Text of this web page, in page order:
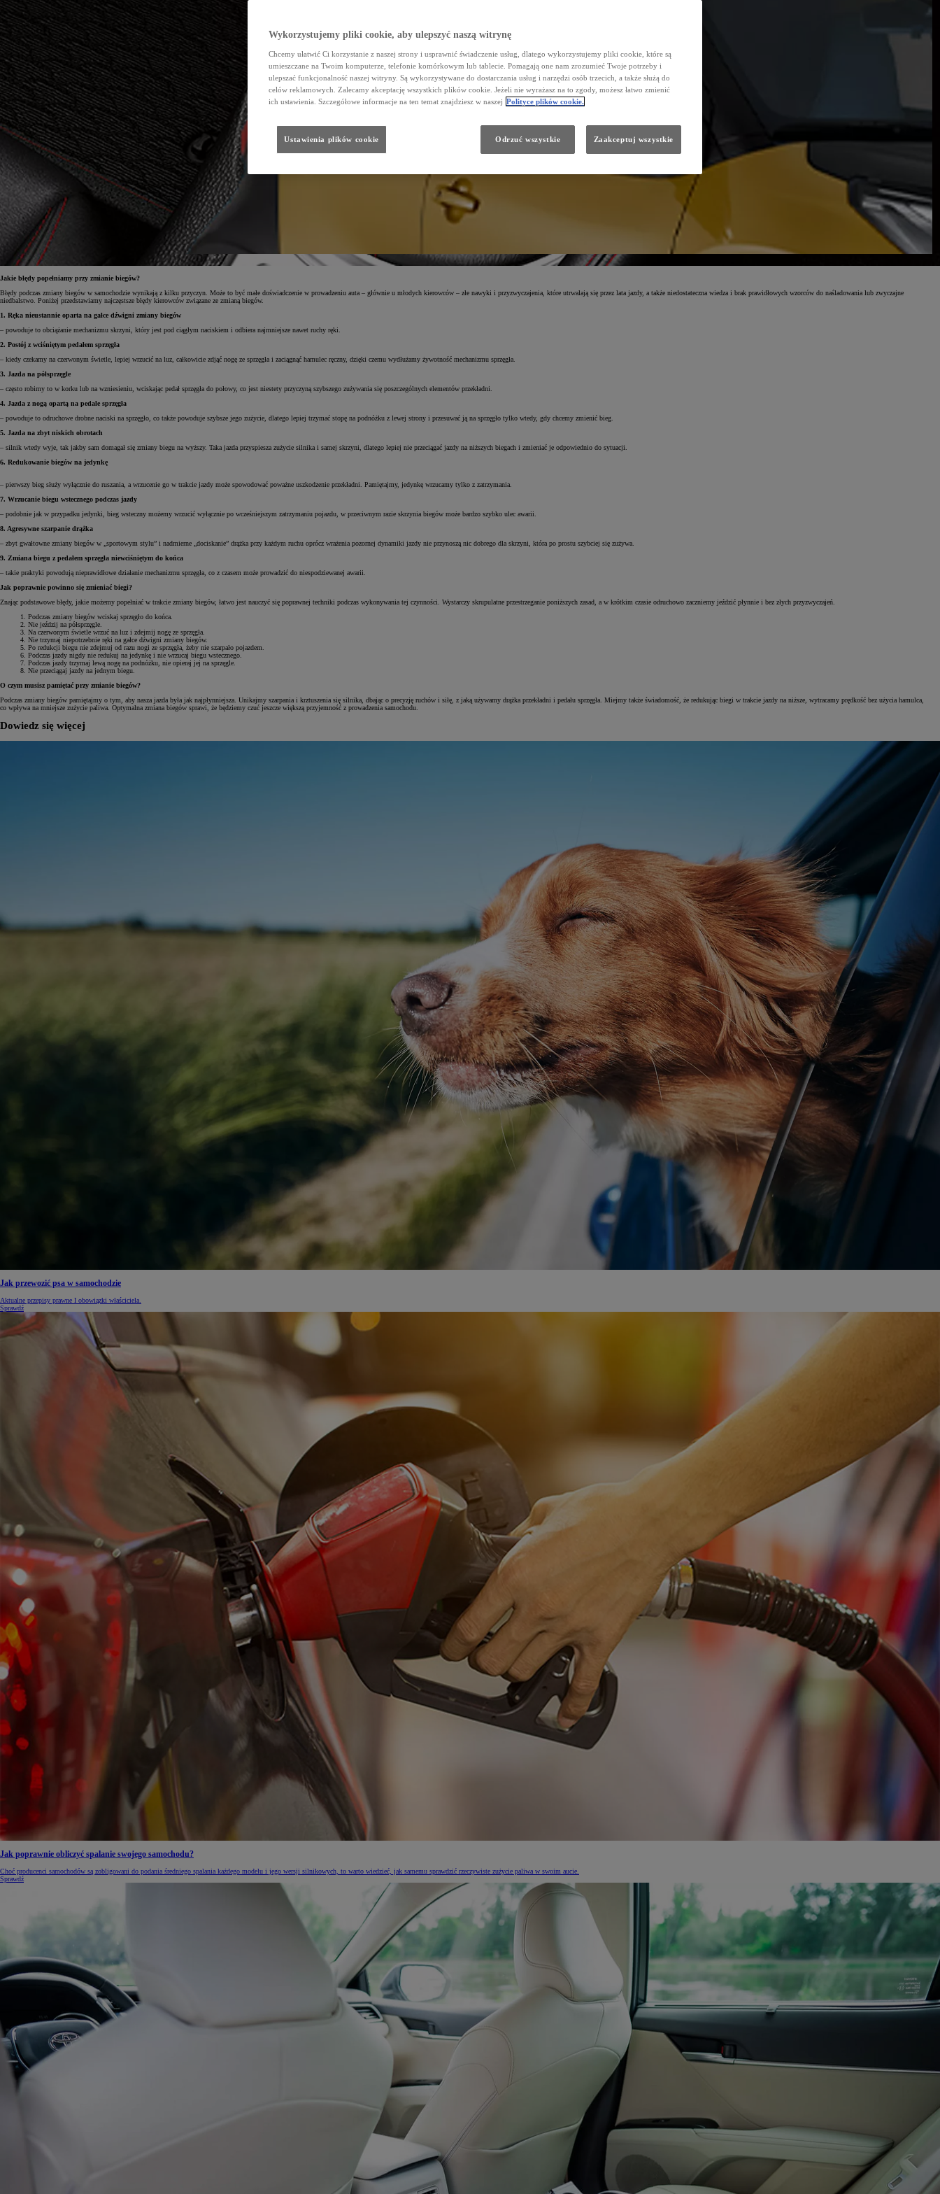
Corolla Hatchback
Jakie błędy popełniamy przy zmianie biegów?
Błędy podczas zmiany biegów w samochodzie wynikają z kilku przyczyn. Może to być małe doświadczenie w prowadzeniu auta – głównie u młodych kierowców – złe nawyki i przyzwyczajenia, które utrwalają się przez lata jazdy, a także niedostateczna wiedza i brak prawidłowych wzorców do naśladowania lub zwyczajne
niedbalstwo. Poniżej przedstawiamy najczęstsze błędy kierowców związane ze zmianą biegów.
1. Ręka nieustannie oparta na gałce dźwigni zmiany biegów
– powoduje to obciążanie mechanizmu skrzyni, który jest pod ciągłym naciskiem i odbiera najmniejsze nawet ruchy ręki.
2. Postój z wciśniętym pedałem sprzęgła
– kiedy czekamy na czerwonym świetle, lepiej wrzucić na luz, całkowicie zdjąć nogę ze sprzęgła i zaciągnąć hamulec ręczny, dzięki czemu wydłużamy żywotność mechanizmu sprzęgła.
3. Jazda na półsprzęgle
– często robimy to w korku lub na wzniesieniu, wciskając pedał sprzęgła do połowy, co jest niestety przyczyną szybszego zużywania się poszczególnych elementów przekładni.
4. Jazda z nogą opartą na pedale sprzęgła
– powoduje to odruchowe drobne naciski na sprzęgło, co także powoduje szybsze jego zużycie, dlatego lepiej trzymać stopę na podnóżku z lewej strony i przesuwać ją na sprzęgło tylko wtedy, gdy chcemy zmienić bieg.
5. Jazda na zbyt niskich obrotach
– silnik wtedy wyje, tak jakby sam domagał się zmiany biegu na wyższy. Taka jazda przyspiesza zużycie silnika i samej skrzyni, dlatego lepiej nie przeciągać jazdy na niższych biegach i zmieniać je odpowiednio do sytuacji.
6. Redukowanie biegów na jedynkę
– pierwszy bieg służy wyłącznie do ruszania, a wrzucenie go w trakcie jazdy może spowodować poważne uszkodzenie przekładni. Pamiętajmy, jedynkę wrzucamy tylko z zatrzymania.
7. Wrzucanie biegu wstecznego podczas jazdy
– podobnie jak w przypadku jedynki, bieg wsteczny możemy wrzucić wyłącznie po wcześniejszym zatrzymaniu pojazdu, w przeciwnym razie skrzynia biegów może bardzo szybko ulec awarii.
8. Agresywne szarpanie drążka
– zbyt gwałtowne zmiany biegów w „sportowym stylu” i nadmierne „dociskanie” drążka przy każdym ruchu oprócz wrażenia pozornej dynamiki jazdy nie przynoszą nic dobrego dla skrzyni, która po prostu szybciej się zużywa.
9. Zmiana biegu z pedałem sprzęgła niewciśniętym do końca
– takie praktyki powodują nieprawidłowe działanie mechanizmu sprzęgła, co z czasem może prowadzić do niespodziewanej awarii.
Jak poprawnie powinno się zmieniać biegi?
Znając podstawowe błędy, jakie możemy popełniać w trakcie zmiany biegów, łatwo jest nauczyć się poprawnej techniki podczas wykonywania tej czynności. Wystarczy skrupulatne przestrzeganie poniższych zasad, a w krótkim czasie odruchowo zaczniemy jeździć płynnie i bez złych przyzwyczajeń.
Podczas zmiany biegów wciskaj sprzęgło do końca.
Nie jeździj na półsprzęgle.
Na czerwonym świetle wrzuć na luz i zdejmij nogę ze sprzęgła.
Nie trzymaj niepotrzebnie ręki na gałce dźwigni zmiany biegów.
Po redukcji biegu nie zdejmuj od razu nogi ze sprzęgła, żeby nie szarpało pojazdem.
Podczas jazdy nigdy nie redukuj na jedynkę i nie wrzucaj biegu wstecznego.
Podczas jazdy trzymaj lewą nogę na podnóżku, nie opieraj jej na sprzęgle.
Nie przeciągaj jazdy na jednym biegu.
O czym musisz pamiętać przy zmianie biegów?
Podczas zmiany biegów pamiętajmy o tym, aby nasza jazda była jak najpłynniejsza. Unikajmy szarpania i krztuszenia się silnika, dbając o precyzję ruchów i siłę, z jaką używamy drążka przekładni i pedału sprzęgła. Miejmy także świadomość, że redukując biegi w trakcie jazdy na niższe, wytracamy prędkość bez użycia hamulca,
co wpływa na mniejsze zużycie paliwa. Optymalna zmiana biegów sprawi, że będziemy czuć jeszcze większą przyjemność z prowadzenia samochodu.
Dowiedz się więcej
Jak przewozić psa w samochodzie
Aktualne przepisy prawne I obowiązki właściciela.
Sprawdź
Jak poprawnie obliczyć spalanie swojego samochodu?
Choć producenci samochodów są zobligowani do podania średniego spalania każdego modelu i jego wersji silnikowych, to warto wiedzieć, jak samemu sprawdzić rzeczywiste zużycie paliwa w swoim aucie.
Sprawdź
Wykorzystujemy pliki cookie, aby ulepszyć naszą witrynę
Chcemy ułatwić Ci korzystanie z naszej strony i usprawnić świadczenie usług, dlatego wykorzystujemy pliki cookie, które są
umieszczane na Twoim komputerze, telefonie komórkowym lub tablecie. Pomagają one nam zrozumieć Twoje potrzeby i
ulepszać funkcjonalność naszej witryny. Są wykorzystywane do dostarczania usług i narzędzi osób trzecich, a także służą do
celów reklamowych. Zalecamy akceptację wszystkich plików cookie. Jeżeli nie wyrażasz na to zgody, możesz łatwo zmienić
ich ustawienia. Szczegółowe informacje na ten temat znajdziesz w naszej Polityce plików cookie.
Ustawienia plików cookie Odrzuć wszystkie Zaakceptuj wszystkie